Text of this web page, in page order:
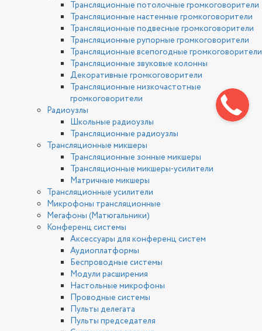
Трансляционные потолочные громкоговорители
Трансляционные настенные громкоговорители
Трансляционные подвесные громкоговорители
Трансляционные рупорные громкоговорители
Трансляционные всепогодные громкоговорители
Трансляционные звуковые колонны
Декоративные громкоговорители
Трансляционные низкочастотные
громкоговорители
Радиоузлы
Школьные радиоузлы
Трансляционные радиоузлы
Трансляционные микшеры
Трансляционные зонные микшеры
Трансляционные микшеры-усилители
Матричные микшеры
Трансляционные усилители
Микрофоны трансляционные
Мегафоны (Матюгальники)
Конференц системы
Аксессуары для конференц систем
Аудиоплатформы
Беспроводные системы
Модули расширения
Настольные микрофоны
Проводные системы
Пульты делегата
Пульты председателя